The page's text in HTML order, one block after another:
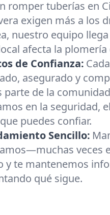
romper tuberías en
exigen más a los
nuestro equipo
afecta la
de Confianza:
asegurado y
parte de la
en la seguridad,
puedes confiar.
Sencillo:
veces
y te mantenemos
qué sigue.